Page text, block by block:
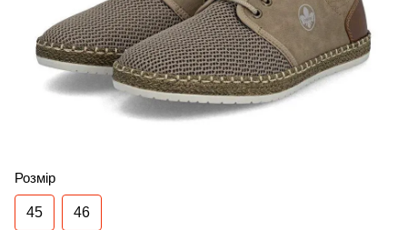
Розмір
45 46